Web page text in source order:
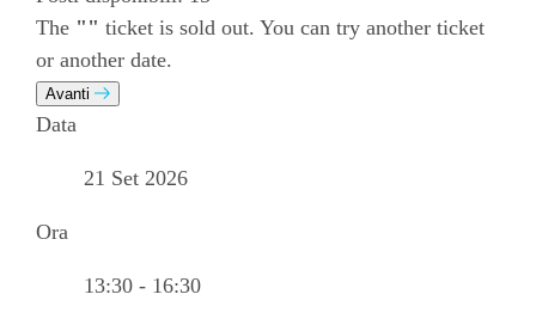
The "" ticket is sold out. You can try another ticket
or another date.
Avanti
Data
21 Set 2026
Ora
13:30 - 16:30